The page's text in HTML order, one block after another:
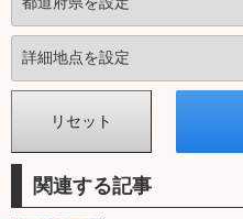
関連する記事